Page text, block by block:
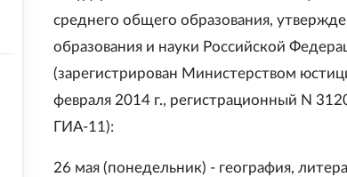
среднего общего образования,
образования и науки Российской
(зарегистрирован Министерством
февраля 2014 г., регистрационный N
ГИА-11):
26 мая (понедельник) - география,